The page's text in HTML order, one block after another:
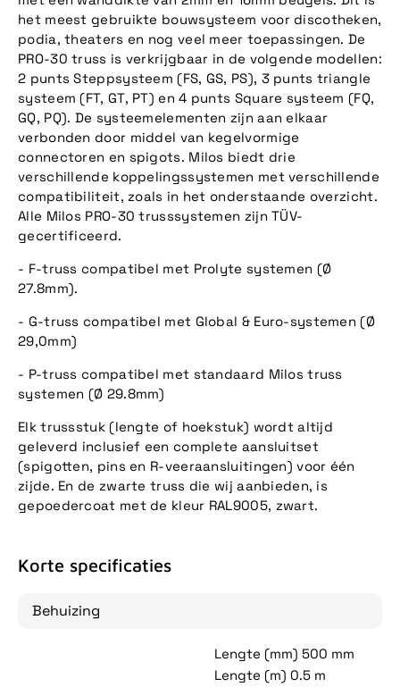
het meest gebruikte bouwsysteem voor discotheken,
podia, theaters en nog veel meer toepassingen. De
PRO-30 truss is verkrijgbaar in de volgende modellen:
2 punts Steppsysteem (FS, GS, PS), 3 punts triangle
systeem (FT, GT, PT) en 4 punts Square systeem (FQ,
GQ, PQ). De systeemelementen zijn aan elkaar
verbonden door middel van kegelvormige
connectoren en spigots. Milos biedt drie
verschillende koppelingssystemen met verschillende
compatibiliteit, zoals in het onderstaande overzicht.
Alle Milos PRO-30 trusssystemen zijn TÜV-
gecertificeerd.
- F-truss compatibel met Prolyte systemen (Ø
27.8mm).
- G-truss compatibel met Global & Euro-systemen (Ø
29,0mm)
- P-truss compatibel met standaard Milos truss
systemen (Ø 29.8mm)
Elk trussstuk (lengte of hoekstuk) wordt altijd
geleverd inclusief een complete aansluitset
(spigotten, pins en R-veeraansluitingen) voor één
zijde. En de zwarte truss die wij aanbieden, is
gepoedercoat met de kleur RAL9005, zwart.
Korte specificaties
Behuizing
Lengte (mm) 500 mm
Lengte (m) 0.5 m